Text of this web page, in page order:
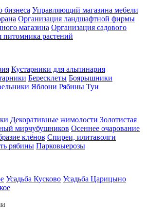
бизнеса Управляющий магазина мебели
Организация ландшафтной фирмы
магазина Организация садового
питомника растений
Кустарники для альпинария
Бересклеты Боярышники
Яблони Рябины Туи
Декоративные жимолости Золотистая
мирчубушников Осеннее очарование
клёнов Спиреи, илитаволги
рябины Парковыерозы
Усадьба Кусково Усадьба Царицыно